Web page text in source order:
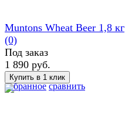
избранное сравнить
Muntons Wheat Beer 1,8 кг
(0)
Под заказ
1 890 руб.